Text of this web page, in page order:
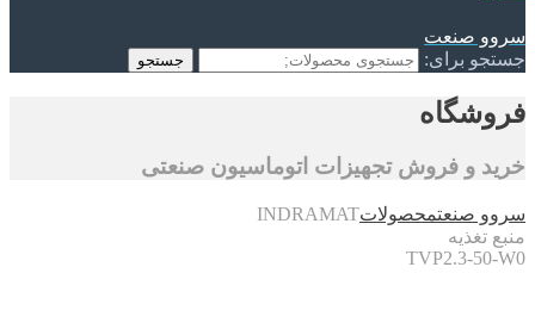
سروو صنعت
جستجو برای:
جستجو
فروشگاه
خرید و فروش تجهیزات اتوماسیون صنعتی
سروو صنعتمحصولاتINDRAMAT
منبع تغذیه
TVP2.3-50-W0